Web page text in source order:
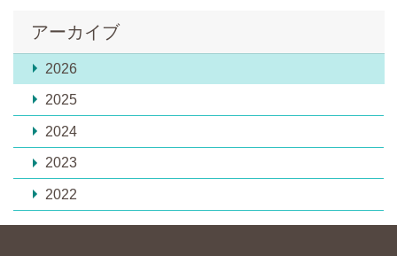
アーカイブ
2026
2025
2024
2023
2022